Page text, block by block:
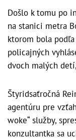
Došlo k tomu po
na stanici metra
ktorom bola
policajných
dvoch malých
Štyridsaťročná
agentúru pre
woke“ služby,
konzultantka sa